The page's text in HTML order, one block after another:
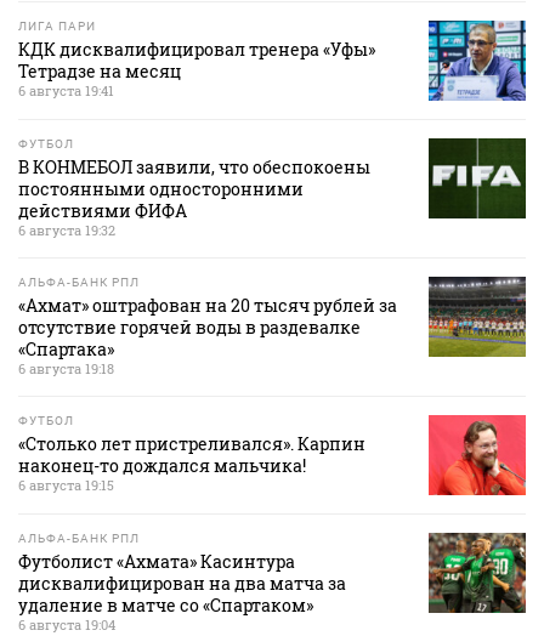
ЛИГА ПАРИ
КДК дисквалифицировал тренера «Уфы»
Тетрадзе на месяц
6 августа 19:41
ФУТБОЛ
В КОНМЕБОЛ заявили, что обеспокоены
постоянными односторонними
действиями ФИФА
6 августа 19:32
АЛЬФА-БАНК РПЛ
«Ахмат» оштрафован на 20 тысяч рублей за
отсутствие горячей воды в раздевалке
«Спартака»
6 августа 19:18
ФУТБОЛ
«Столько лет пристреливался». Карпин
наконец-то дождался мальчика!
6 августа 19:15
АЛЬФА-БАНК РПЛ
Футболист «Ахмата» Касинтура
дисквалифицирован на два матча за
удаление в матче со «Спартаком»
6 августа 19:04